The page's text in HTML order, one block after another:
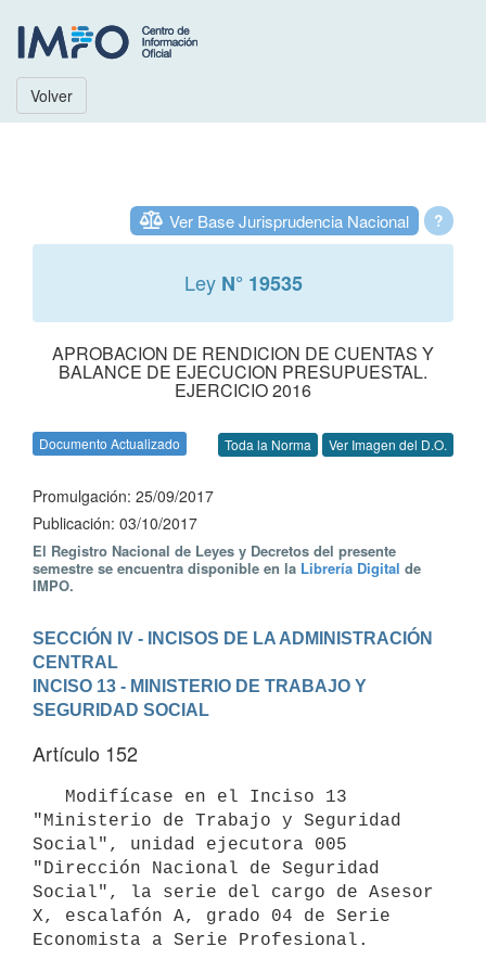
Volver
?
Ver Base Jurisprudencia Nacional
Ley N° 19535
APROBACION DE RENDICION DE CUENTAS Y
BALANCE DE EJECUCION PRESUPUESTAL.
EJERCICIO 2016
Documento Actualizado Toda la Norma Ver Imagen del D.O.
Promulgación: 25/09/2017
Publicación: 03/10/2017
El Registro Nacional de Leyes y Decretos del presente
semestre se encuentra disponible en la Librería Digital de
IMPO.
SECCIÓN IV - INCISOS DE LA ADMINISTRACIÓN
CENTRAL
INCISO 13 - MINISTERIO DE TRABAJO Y
SEGURIDAD SOCIAL
Artículo 152
"Ministerio de Trabajo y Seguridad
Social", unidad ejecutora 005
"Dirección Nacional de Seguridad
Social", la serie del cargo de Asesor
X, escalafón A, grado 04 de Serie